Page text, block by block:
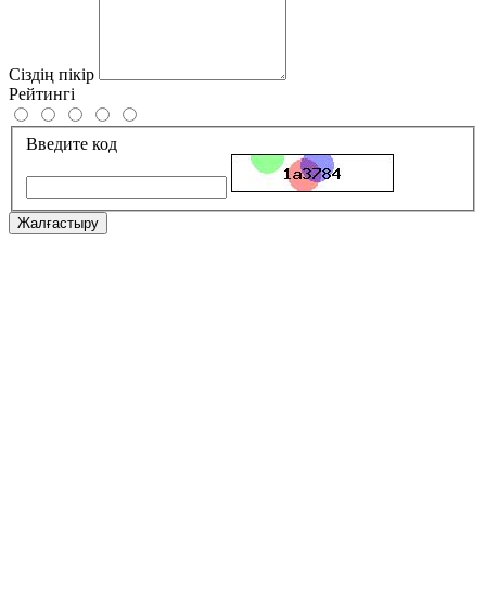
Сіздің пікір
Рейтингі
Введите код
Жалғастыру